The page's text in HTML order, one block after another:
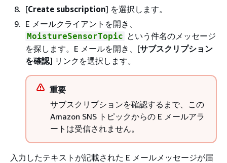
[Create subscription] を選択します。
E メールクライアントを開き、
MoistureSensorTopic という件名のメッセージ
を探します。E メールを開き、[サブスクリプション
を確認] リンクを選択します。
重要
サブスクリプションを確認するまで、この
Amazon SNS トピックからの E メールアラ
ートは受信されません。
入力したテキストが記載された E メールメッセージが届